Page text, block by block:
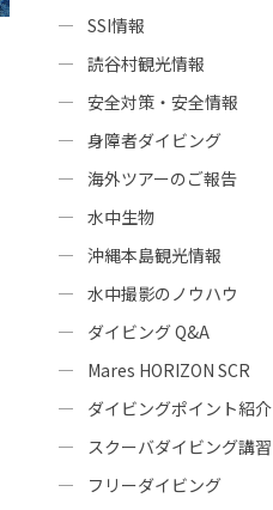
SSI情報
読谷村観光情報
安全対策・安全情報
身障者ダイビング
海外ツアーのご報告
水中生物
沖縄本島観光情報
水中撮影のノウハウ
ダイビング Q&A
Mares HORIZON SCR
ダイビングポイント紹介
スクーバダイビング講習
フリーダイビング